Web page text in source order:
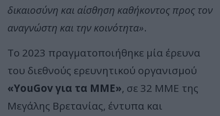
δικαιοσύνη και αίσθηση καθήκοντος προς τον
αναγνώστη και την κοινότητα».
Το 2023 πραγματοποιήθηκε μία έρευνα
του διεθνούς ερευνητικού οργανισμού
«YouGov για τα ΜΜΕ», σε 32 ΜΜΕ της
Μεγάλης Βρετανίας, έντυπα και